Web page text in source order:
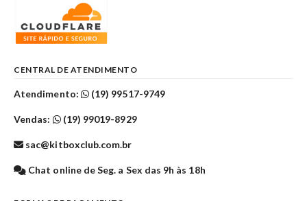
CENTRAL DE ATENDIMENTO
Atendimento: (19) 99517-9749
Vendas: (19) 99019-8929
sac@kitboxclub.com.br
Chat online de Seg. a Sex das 9h às 18h